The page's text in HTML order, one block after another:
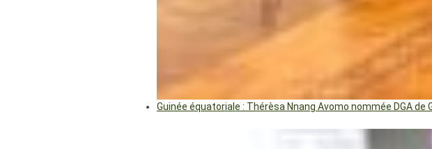
Guinée équatoriale : Thérèsa Nnang Avomo nommée DGA de